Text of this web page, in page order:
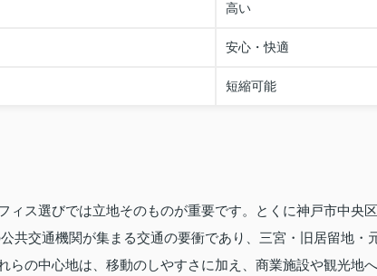
高い
安心・快適
短縮可能
ス選びでは立地そのものが重要です。とくに神戸市中央区
共交通機関が集まる交通の要衝であり、三宮・旧居留地・
の中心地は、移動のしやすさに加え、商業施設や観光地へ